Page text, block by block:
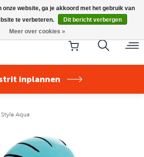
Silent Core nu direct uit voorraad
leverbaar!
inplannen
Aqua
onze website, ga je akkoord met het gebruik van
te verbeteren.
Dit bericht verbergen
Meer over cookies »